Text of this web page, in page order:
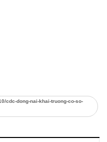
cdc-dong-nai-khai-truong-co-so-